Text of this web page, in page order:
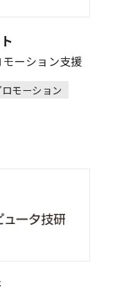
ーション支援
モーション